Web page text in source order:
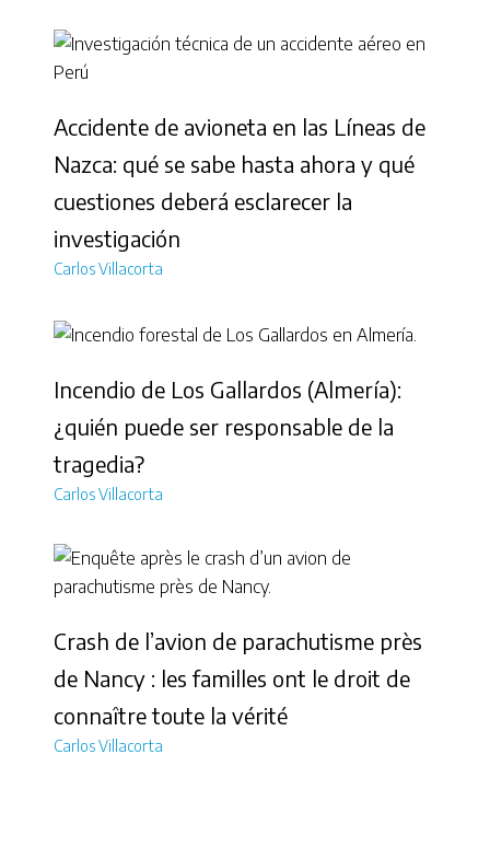
Accidente de avioneta en las Líneas de
Nazca: qué se sabe hasta ahora y qué
cuestiones deberá esclarecer la
investigación
Carlos Villacorta
Incendio de Los Gallardos (Almería):
¿quién puede ser responsable de la
tragedia?
Carlos Villacorta
Crash de l’avion de parachutisme près
de Nancy : les familles ont le droit de
connaître toute la vérité
Carlos Villacorta